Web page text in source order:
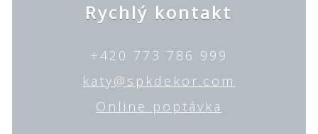
Rychlý kontakt
+420 773 786 999
katy@spkdekor.com
Online poptávka